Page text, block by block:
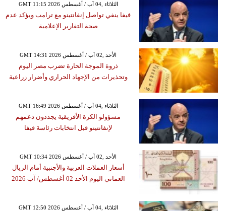
GMT 11:15 2026 الثلاثاء ,04 آب / أغسطس
فيفا ينفي تواصل إنفانتينو مع ترامب ويؤكد عدم
صحة التقارير الإعلامية
GMT 14:31 2026 الأحد ,02 آب / أغسطس
ذروة الموجة الحارة تضرب مصر اليوم
وتحذيرات من الإجهاد الحراري وأضرار زراعية
GMT 16:49 2026 الثلاثاء ,04 آب / أغسطس
مسؤولو الكرة الأفريقية يجددون دعمهم
لإنفانتينو قبل انتخابات رئاسة فيفا
GMT 10:34 2026 الأحد ,02 آب / أغسطس
أسعار العملات العربية والأجنبية أمام الريال
العماني اليوم الأحد 02 أغسطس/ آب 2026
GMT 12:50 2026 الثلاثاء ,04 آب / أغسطس